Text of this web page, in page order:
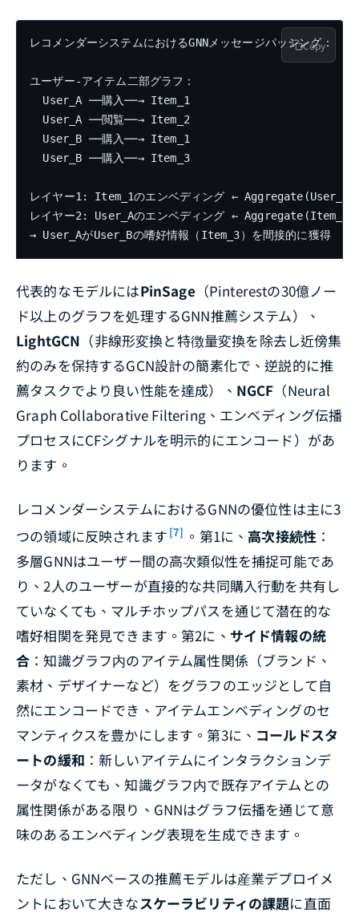
レコメンダーシステムにおけるGNNメッセージパッシング：
ユーザー-アイテム二部グラフ：
  User_A ──購入──→ Item_1
  User_A ──閲覧──→ Item_2
  User_B ──購入──→ Item_1
  User_B ──購入──→ Item_3
レイヤー1: Item_1のエンベディング ← Aggregate(User_A,
レイヤー2: User_Aのエンベディング ←
→ User_AがUser_Bの嗜好情報（Item_3）を間接的に獲得
Copy
代表的なモデルにはPinSage（Pinterestの30億ノー
ド以上のグラフを処理するGNN推薦システム）、
LightGCN （非線形変換と特徴量変換を除去し近傍集
約のみを保持するGCN設計の簡素化で、逆説的に推
薦タスクでより良い性能を達成）、 NGCF （Neural
Graph Collaborative Filtering、エンベディング伝播
プロセスにCFシグナルを明示的にエンコード）があ
ります。
レコメンダーシステムにおけるGNNの優位性は主に3
つの領域に反映されます [7] 。第1に、 高次接続性 ：
多層GNNはユーザー間の高次類似性を捕捉可能であ
り、2人のユーザーが直接的な共同購入行動を共有し
ていなくても、マルチホップパスを通じて潜在的な
嗜好相関を発見できます。第2に、 サイド情報の統
合 ：知識グラフ内のアイテム属性関係（ブランド、
素材、デザイナーなど）をグラフのエッジとして自
然にエンコードでき、アイテムエンベディングのセ
マンティクスを豊かにします。第3に、 コールドスタ
ートの緩和 ：新しいアイテムにインタラクションデ
ータがなくても、知識グラフ内で既存アイテムとの
属性関係がある限り、GNNはグラフ伝播を通じて意
味のあるエンベディング表現を生成できます。
ただし、GNNベースの推薦モデルは産業デプロイメ
ントにおいて大きなスケーラビリティの課題に直面